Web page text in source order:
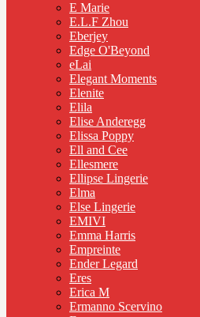
E Marie
E.L.F Zhou
Eberjey
Edge O'Beyond
eLai
Elegant Moments
Elenite
Elila
Elise Anderegg
Elissa Poppy
Ell and Cee
Ellesmere
Ellipse Lingerie
Elma
Else Lingerie
EMIVI
Emma Harris
Empreinte
Ender Legard
Eres
Erica M
Ermanno Scervino